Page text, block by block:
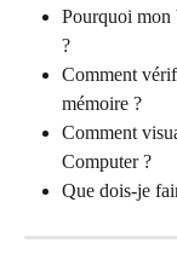
Pourquoi mon
?
Comment
mémoire ?
Comment
Computer ?
Que dois-je